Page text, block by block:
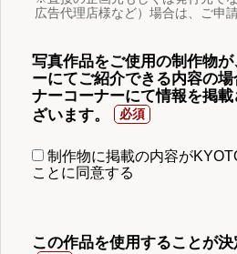
広告代理店様など）場合は、ご申
写真作品をご使用の制作物
ーにてご紹介できる内容の
ナーコーナーにて情報を掲
ざいます。
制作物に掲載の内容が
ことに同意する
この作品を使用することが